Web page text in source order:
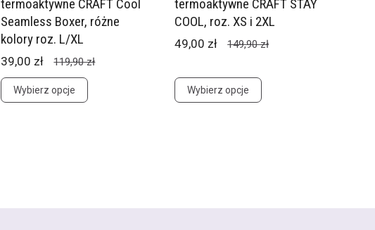
termoaktywne CRAFT Cool
Seamless Boxer, różne
kolory roz. L/XL
39,00 zł 119,90 zł
Wybierz opcje
termoaktywne CRAFT STAY
COOL, roz. XS i 2XL
49,00 zł 149,90 zł
Wybierz opcje